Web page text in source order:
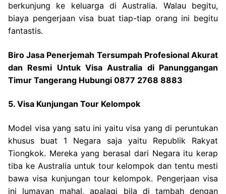
berkunjung ke keluarga di Australia. Walau begitu,
biaya pengerjaan visa buat tiap-tiap orang ini begitu
fantastis.
Biro Jasa Penerjemah Tersumpah Profesional Akurat
dan Resmi Untuk Visa Australia di Panunggangan
Timur Tangerang Hubungi 0877 2768 8883
5. Visa Kunjungan Tour Kelompok
Model visa yang satu ini yaitu visa yang di peruntukan
khusus buat 1 Negara saja yaitu Republik Rakyat
Tiongkok. Mereka yang berasal dari Negara itu kerap
tiba ke Australia untuk tour kelompok dan tentu mesti
bawa visa kunjungan tour kelompok. Pengerjaan visa
ini lumayan mahal, apalagi bila di tambah dengan